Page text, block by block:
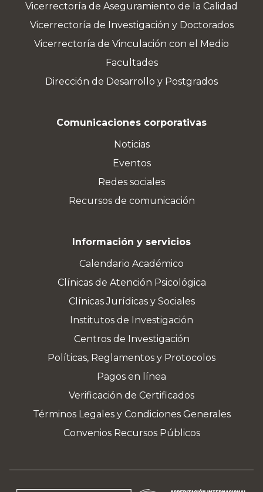
Vicerrectoría de Aseguramiento de la Calidad
Vicerrectoría de Investigación y Doctorados
Vicerrectoría de Vinculación con el Medio
Facultades
Dirección de Desarrollo y Postgrados
Comunicaciones corporativas
Noticias
Eventos
Redes sociales
Recursos de comunicación
Información y servicios
Calendario Académico
Clínicas de Atención Psicológica
Clínicas Jurídicas y Sociales
Institutos de Investigación
Centros de Investigación
Políticas, Reglamentos y Protocolos
Pagos en línea
Verificación de Certificados
Términos Legales y Condiciones Generales
Convenios Recursos Públicos